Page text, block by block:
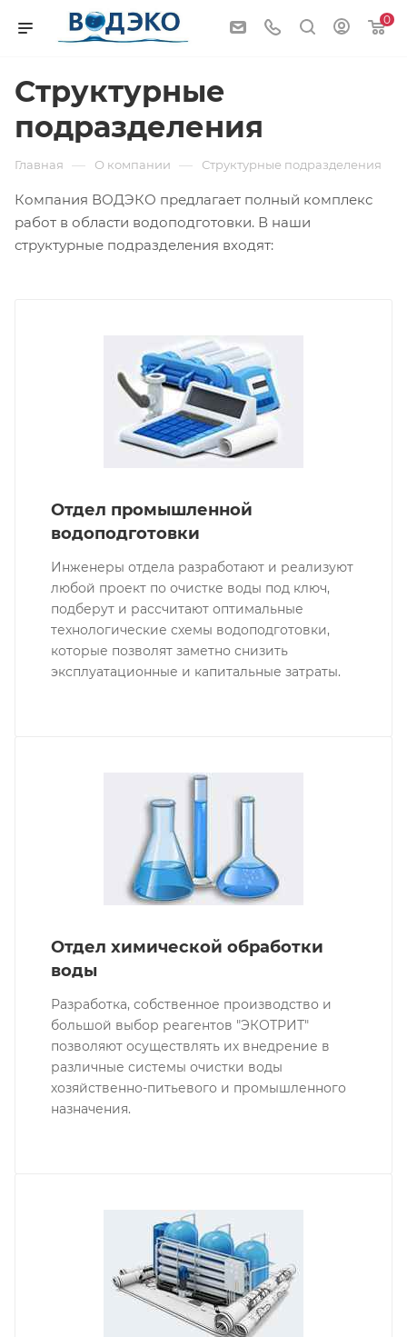
0
Структурные
подразделения
Главная — О компании — Структурные подразделения
Компания ВОДЭКО предлагает полный комплекс
работ в области водоподготовки. В наши
структурные подразделения входят:
Отдел промышленной
водоподготовки
Инженеры отдела разработают и реализуют
любой проект по очистке воды под ключ,
подберут и рассчитают оптимальные
технологические схемы водоподготовки,
которые позволят заметно снизить
эксплуатационные и капитальные затраты.
Отдел химической обработки
воды
Разработка, собственное производство и
большой выбор реагентов "ЭКОТРИТ"
позволяют осуществлять их внедрение в
различные системы очистки воды
хозяйственно-питьевого и промышленного
назначения.